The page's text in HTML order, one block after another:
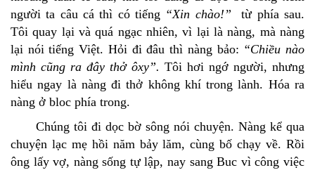
người ta câu cá thì có tiếng “Xin chào!” từ phía sau.
Tôi quay lại và quá ngạc nhiên, vì lại là nàng, mà nàng
lại nói tiếng Việt. Hỏi đi đâu thì nàng bảo: “Chiều nào
mình cũng ra đây thở ôxy”. Tôi hơi ngớ người, nhưng
hiểu ngay là nàng đi thở không khí trong lành. Hóa ra
nàng ở bloc phía trong.
Chúng tôi đi dọc bờ sông nói chuyện. Nàng kể qua
chuyện lạc mẹ hồi năm bảy lăm, cùng bố chạy về. Rồi
ông lấy vợ, nàng sống tự lập, nay sang Buc vì công việc